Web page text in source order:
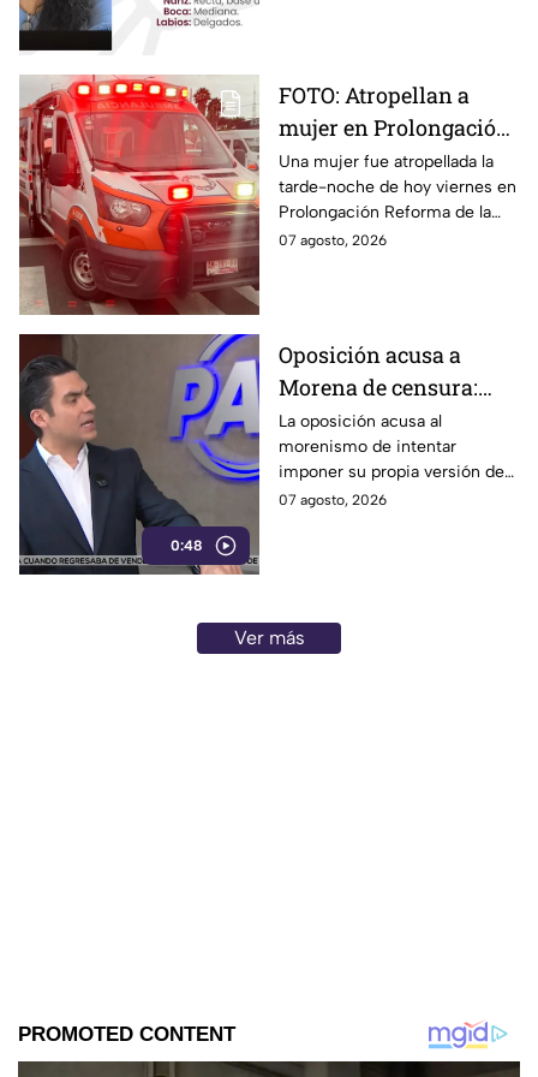
FOTO: Atropellan a
mujer en Prolongación
Reforma, en Puebla,
hoy viernes; así se vio
la zona
Una mujer fue atropellada la
tarde-noche de hoy viernes en
Prolongación Reforma de la
ciudad de Puebla; toma
07 agosto, 2026
0:48
Oposición acusa a
Morena de censura:
quiere blindar a la 4T y
convertir a sus
adversarios en villanos
La oposición acusa al
morenismo de intentar
imponer su propia versión de
los hechos mediante la
organizado y al mismo tiempo,
presentar a sus adversarios
07 agosto, 2026
Ver más